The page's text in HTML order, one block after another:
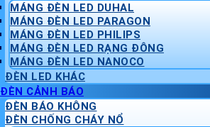
MÁNG ĐÈN LED DUHAL
MÁNG ĐÈN LED PARAGON
MÁNG ĐÈN LED PHILIPS
MÁNG ĐÈN LED RẠNG ĐÔNG
MÁNG ĐÈN LED NANOCO
ĐÈN LED KHÁC
ĐÈN CẢNH BÁO
ĐÈN BÁO KHÔNG
ĐÈN CHỐNG CHÁY NỔ